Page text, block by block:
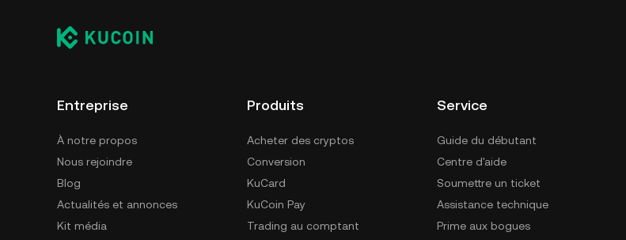
Entreprise
À notre propos
Nous rejoindre
Blog
Actualités et annonces
Kit média
Produits
Acheter des cryptos
Conversion
KuCard
KuCoin Pay
Trading au comptant
Service
Guide du débutant
Centre d'aide
Soumettre un ticket
Assistance technique
Prime aux bogues